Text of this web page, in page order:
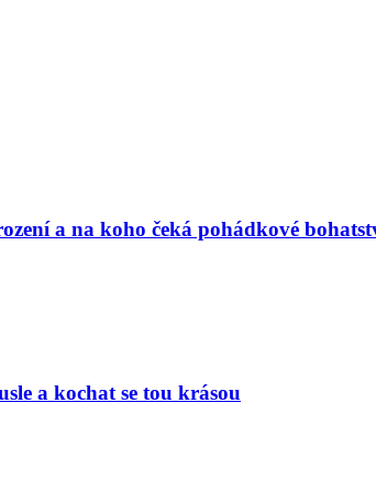
a na koho čeká pohádkové
a kochat se tou krásou